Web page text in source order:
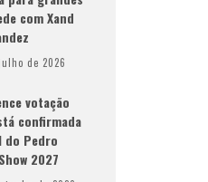
com Xand
de 2026
votação
confirmada
do Pedro
2027